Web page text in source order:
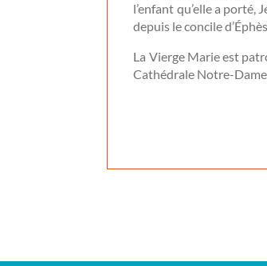
l’enfant qu’elle a porté,
depuis le concile
La Vierge Marie est
Cathédrale Notre-